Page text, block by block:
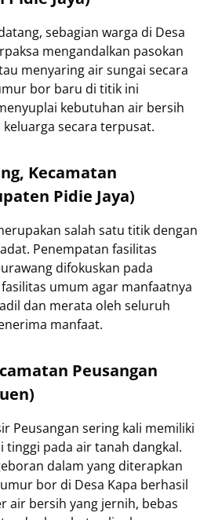
sebagian warga di Desa
mengandalkan pasokan
menyaring air sungai secara
bor baru di titik ini
kebutuhan air bersih
secara terpusat.
Kecamatan
Pidie Jaya)
salah satu titik dengan
Penempatan fasilitas
difokuskan pada
umum agar manfaatnya
dan merata oleh seluruh
manfaat.
Peusangan
Peusangan sering kali memiliki
tinggi pada air tanah dangkal.
dalam yang diterapkan
bor di Desa Kapa berhasil
air bersih yang jernih, bebas